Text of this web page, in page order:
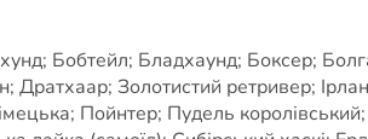
Бобтейл; Бладхаунд; Боксер;
Золотистий ретривер;
Пойнтер; Пудель королівський;